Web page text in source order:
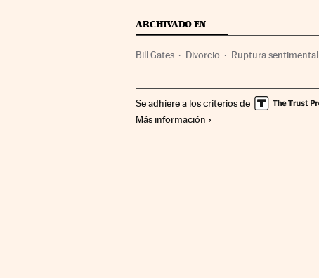
ARCHIVADO EN
Bill Gates Divorcio Ruptura sentimental
Se adhiere a los criterios de
Más información